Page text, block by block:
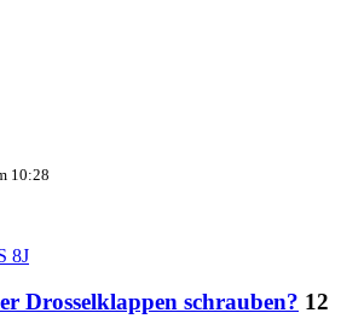
10:28
8J
Drosselklappen schrauben? 12